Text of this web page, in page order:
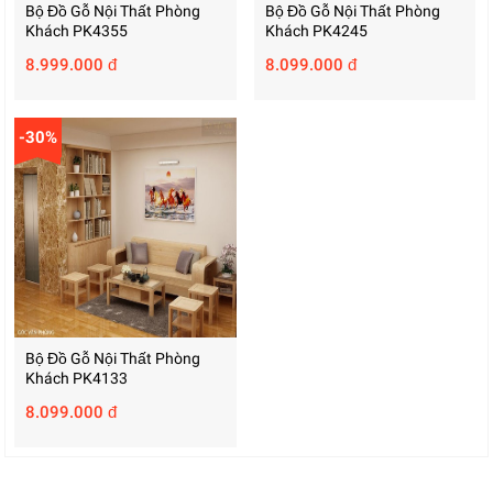
Bộ Đồ Gỗ Nội Thất Phòng
Khách PK4355
8.999.000 đ
Bộ Đồ Gỗ Nội Thất Phòng
Khách PK4245
8.099.000 đ
-30%
Bộ Đồ Gỗ Nội Thất Phòng
Khách PK4133
8.099.000 đ